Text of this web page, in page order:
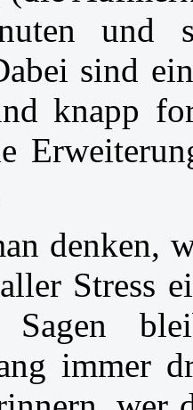
und
sind
knapp
denken,
Stress
Sagen
immer